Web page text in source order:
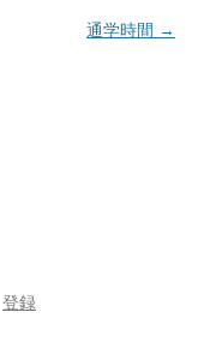
通学時間 →
登録